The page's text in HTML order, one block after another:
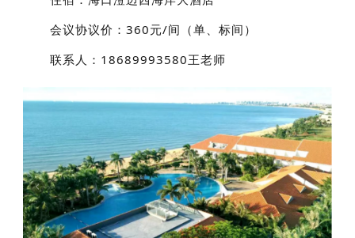
会议协议价：360元/间（单、标间）
联系人：18689993580王老师